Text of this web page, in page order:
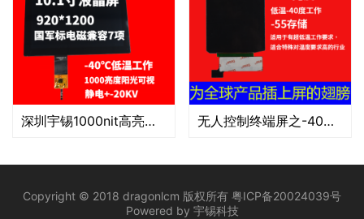
深圳宇锡1000nit高亮，阳光下可视系列之10.1寸EDP接口低温工作屏幕定制 无人控制终端屏之-40℃低温工作5.5寸带触摸总成
Copyright © 2018 dragonlcm 版权所有 粤ICP备20024039号
Powered by 宇锡科技